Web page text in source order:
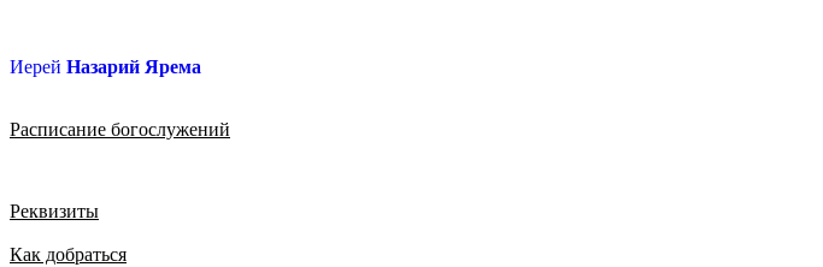
Иерей Назарий Ярема
Расписание богослужений
Реквизиты
Как добраться